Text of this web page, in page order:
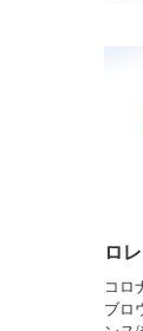
ロ
コロ
ブロ